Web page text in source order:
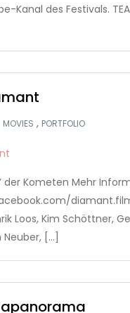
Kanal des Festivals.
MOVIES , PORTFOLIO
der Kometen Mehr
Loos, Kim Schöttner,
Neuber, […]